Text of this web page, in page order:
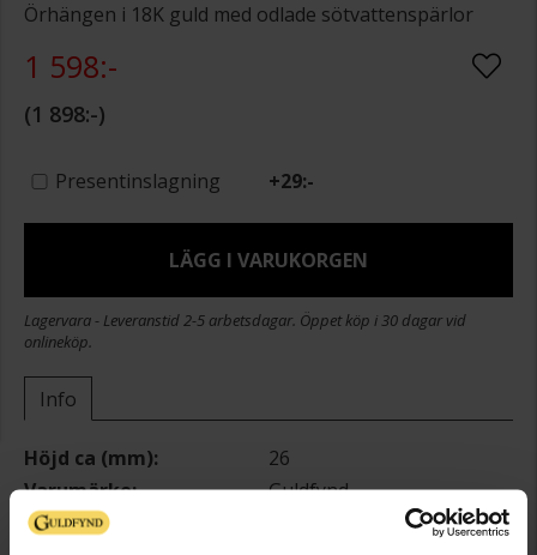
Örhängen i 18K guld med odlade sötvattenspärlor
1 598:-
1 898:-
Presentinslagning +29:-
LÄGG I VARUKORGEN
Lagervara - Leveranstid 2-5 arbetsdagar. Öppet köp i 30 dagar vid
onlineköp.
Info
Höjd ca (mm)
26
Varumärke
Guldfynd
Material